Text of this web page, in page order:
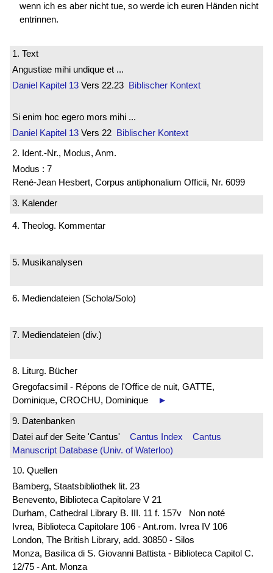
wenn ich es aber nicht tue, so werde ich euren Händen nicht
entrinnen.
1. Text
Angustiae mihi undique et ...
Daniel Kapitel 13 Vers 22.23 Biblischer Kontext
Si enim hoc egero mors mihi ...
Daniel Kapitel 13 Vers 22 Biblischer Kontext
2. Ident.-Nr., Modus, Anm.
Modus : 7
René-Jean Hesbert, Corpus antiphonalium Officii, Nr. 6099
3. Kalender
4. Theolog. Kommentar
5. Musikanalysen
6. Mediendateien (Schola/Solo)
7. Mediendateien (div.)
8. Liturg. Bücher
Gregofacsimil - Répons de l'Office de nuit, GATTE,
Dominique, CROCHU, Dominique
►
9. Datenbanken
Datei auf der Seite 'Cantus' Cantus Index
Cantus
Manuscript Database (Univ. of Waterloo)
10. Quellen
Bamberg, Staatsbibliothek lit. 23
Benevento, Biblioteca Capitolare V 21
Durham, Cathedral Library B. III. 11 f. 157v Non noté
Ivrea, Biblioteca Capitolare 106 - Ant.rom. Ivrea IV 106
London, The British Library, add. 30850 - Silos
Monza, Basilica di S. Giovanni Battista - Biblioteca Capitol C.
12/75 - Ant. Monza